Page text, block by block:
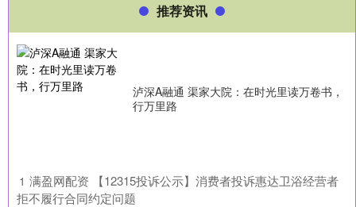
推荐资讯
泸深A融通 渠家大院：在时光里读万卷书，
行万里路
1 ​满盈网配资 【12315投诉公示】消费者投诉惠达卫浴经营者
拒不履行合同约定问题